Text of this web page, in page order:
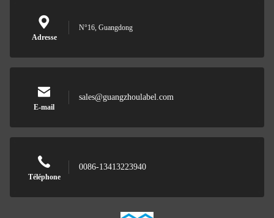
Adresse
N°16, Guangdong
E-mail
sales@guangzhoulabel.com
Téléphone
0086-13413223940